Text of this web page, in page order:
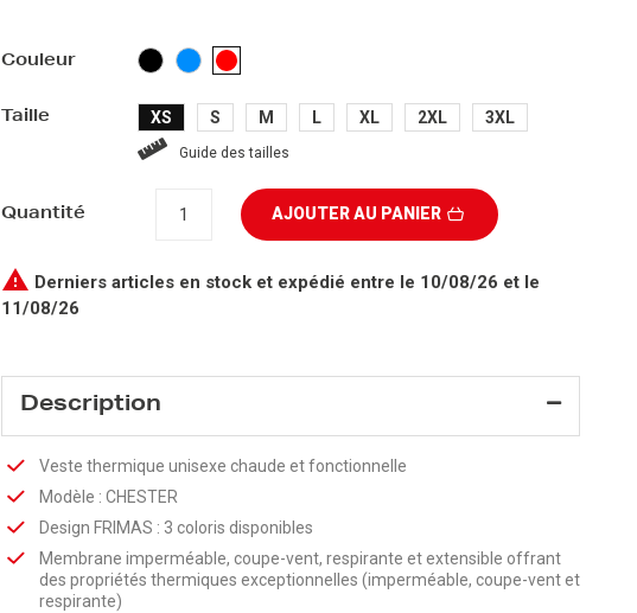
Couleur NOIRBLEU
CLAIR
ROUGE
Taille XS S M L XL 2XL 3XL
Guide des tailles
Quantité AJOUTER AU PANIER
 Derniers articles en stock et expédié entre le 10/08/26 et le
11/08/26
Description
Veste thermique unisexe chaude et fonctionnelle
Modèle : CHESTER
Design FRIMAS : 3 coloris disponibles
Membrane imperméable, coupe-vent, respirante et extensible offrant
des propriétés thermiques exceptionnelles (imperméable, coupe-vent et
respirante)